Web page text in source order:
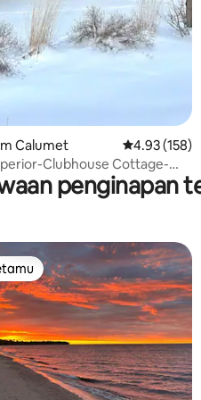
Calumet Penarafan
4.93 (158)
Clubhouse Cottage-
penginapan